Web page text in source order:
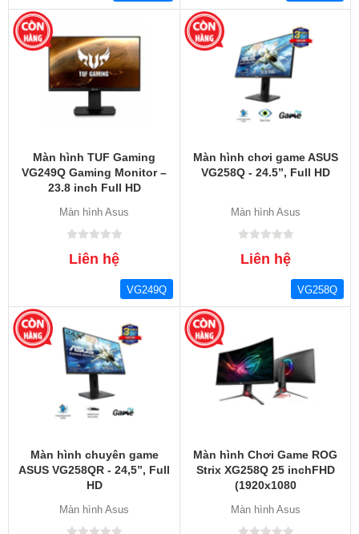
Màn hình TUF Gaming
VG249Q Gaming Monitor –
23.8 inch Full HD
Màn hình Asus
Liên hệ
VG249Q
Màn hình chơi game ASUS
VG258Q - 24.5”, Full HD
Màn hình Asus
Liên hệ
VG258Q
Màn hình chuyên game
ASUS VG258QR - 24,5”, Full
HD
Màn hình Asus
Màn hình Chơi Game ROG
Strix XG258Q 25 inchFHD
(1920x1080
Màn hình Asus